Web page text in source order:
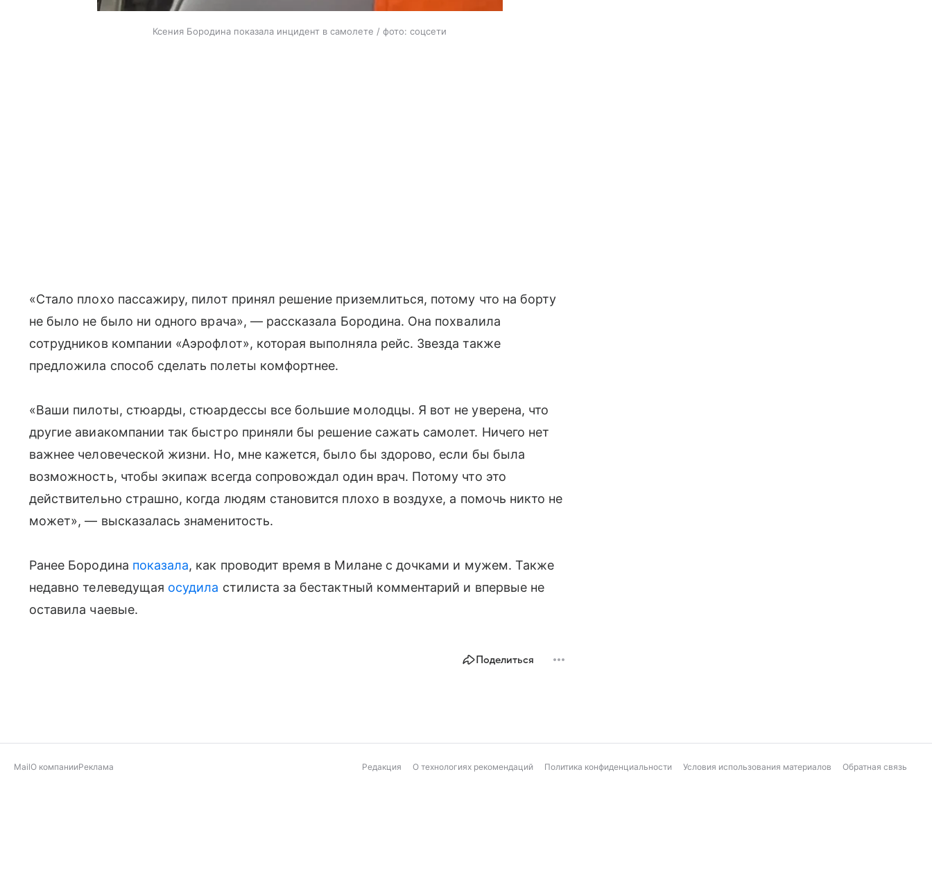
Ксения Бородина показала инцидент в самолете / фото: соцсети
«Стало плохо пассажиру, пилот принял решение приземлиться, потому что на борту
не было не было ни одного врача», — рассказала Бородина. Она похвалила
сотрудников компании «Аэрофлот», которая выполняла рейс. Звезда также
предложила способ сделать полеты комфортнее.
«Ваши пилоты, стюарды, стюардессы все большие молодцы. Я вот не уверена, что
другие авиакомпании так быстро приняли бы решение сажать самолет. Ничего нет
важнее человеческой жизни. Но, мне кажется, было бы здорово, если бы была
возможность, чтобы экипаж всегда сопровождал один врач. Потому что это
действительно страшно, когда людям становится плохо в воздухе, а помочь никто не
может», — высказалась знаменитость.
Ранее Бородина показала, как проводит время в Милане с дочками и мужем. Также
недавно телеведущая осудила стилиста за бестактный комментарий и впервые не
оставила чаевые.
Поделиться
MailО компанииРеклама Редакция О технологиях рекомендаций Политика конфиденциальности Условия использования материалов Обратная связь